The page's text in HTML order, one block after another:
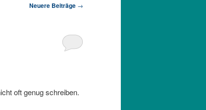
Neuere Beiträge →
oft genug schreiben.